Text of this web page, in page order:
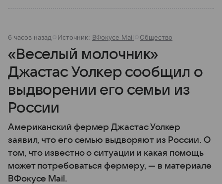
6 часов назад Источник: ВФокусе Mail Общество
«Веселый молочник»
Джастас Уолкер сообщил о
выдворении его семьи из
России
Американский фермер Джастас Уолкер
заявил, что его семью выдворяют из России. О
том, что известно о ситуации и какая помощь
может потребоваться фермеру, — в материале
ВФокусе Mail.